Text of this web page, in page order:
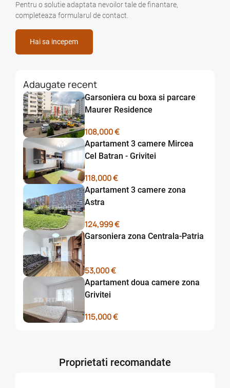
Pentru o solutie adaptata nevoilor tale de finantare,
completeaza formularul de contact.
Hai sa incepem
Adaugate recent
Garsoniera cu boxa si parcare
Maurer Residence
108,000 €
Apartament 3 camere Mircea
Cel Batran - Grivitei
118,000 €
Apartament 3 camere zona
Astra
124,999 €
Garsoniera zona Centrala-Patria
53,000 €
Apartament doua camere zona
Grivitei
115,000 €
Proprietati recomandate